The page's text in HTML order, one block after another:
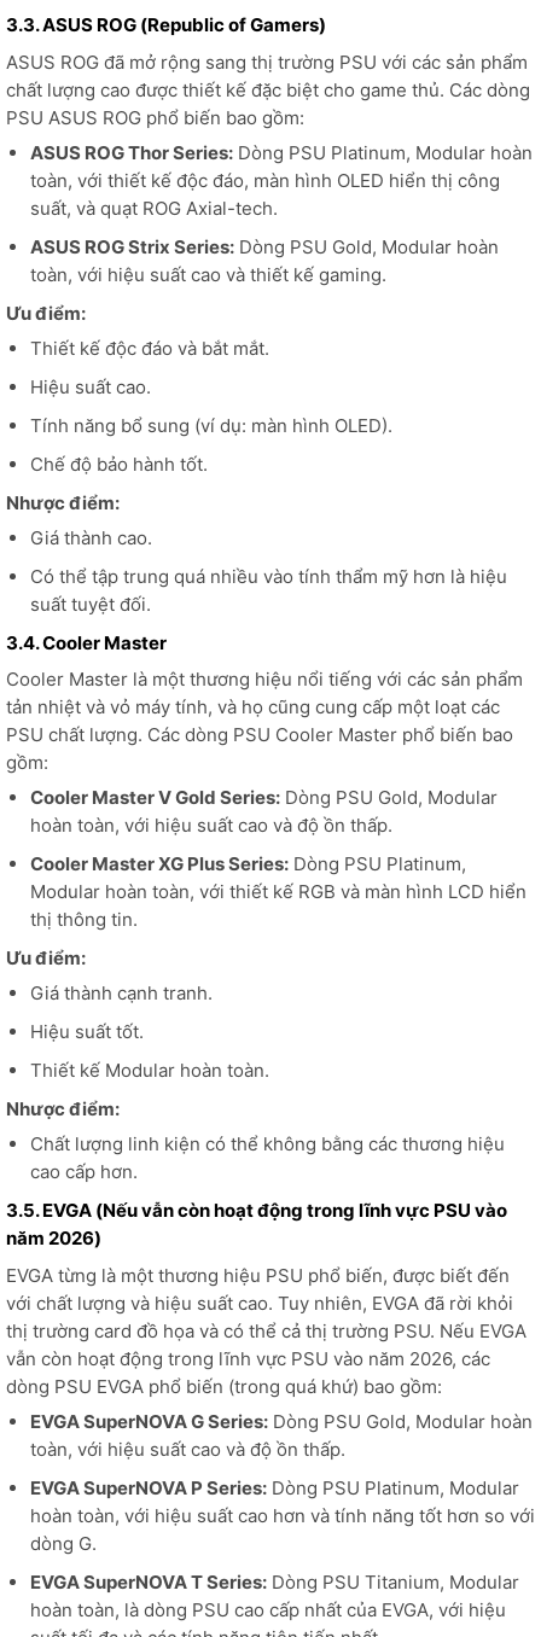
3.3. ASUS ROG (Republic of Gamers)
ASUS ROG đã mở rộng sang thị trường PSU với các sản phẩm
chất lượng cao được thiết kế đặc biệt cho game thủ. Các dòng
PSU ASUS ROG phổ biến bao gồm:
ASUS ROG Thor Series:Dòng PSU Platinum, Modular hoàn
toàn, với thiết kế độc đáo, màn hình OLED hiển thị công
suất, và quạt ROG Axial-tech.
ASUS ROG Strix Series:Dòng PSU Gold, Modular hoàn
toàn, với hiệu suất cao và thiết kế gaming.
Ưu điểm:
Thiết kế độc đáo và bắt mắt.
Hiệu suất cao.
Tính năng bổ sung (ví dụ: màn hình OLED).
Chế độ bảo hành tốt.
Nhược điểm:
Giá thành cao.
Có thể tập trung quá nhiều vào tính thẩm mỹ hơn là hiệu
suất tuyệt đối.
3.4. Cooler Master
Cooler Master là một thương hiệu nổi tiếng với các sản phẩm
tản nhiệt và vỏ máy tính, và họ cũng cung cấp một loạt các
PSU chất lượng. Các dòng PSU Cooler Master phổ biến bao
gồm:
Cooler Master V Gold Series:Dòng PSU Gold, Modular
hoàn toàn, với hiệu suất cao và độ ồn thấp.
Cooler Master XG Plus Series:Dòng PSU Platinum,
Modular hoàn toàn, với thiết kế RGB và màn hình LCD hiển
thị thông tin.
Ưu điểm:
Giá thành cạnh tranh.
Hiệu suất tốt.
Thiết kế Modular hoàn toàn.
Nhược điểm:
Chất lượng linh kiện có thể không bằng các thương hiệu
cao cấp hơn.
3.5. EVGA (Nếu vẫn còn hoạt động trong lĩnh vực PSU vào
năm 2026)
EVGA từng là một thương hiệu PSU phổ biến, được biết đến
với chất lượng và hiệu suất cao. Tuy nhiên, EVGA đã rời khỏi
thị trường card đồ họa và có thể cả thị trường PSU. Nếu EVGA
vẫn còn hoạt động trong lĩnh vực PSU vào năm 2026, các
dòng PSU EVGA phổ biến (trong quá khứ) bao gồm:
EVGA SuperNOVA G Series:Dòng PSU Gold, Modular hoàn
toàn, với hiệu suất cao và độ ồn thấp.
EVGA SuperNOVA P Series:Dòng PSU Platinum, Modular
hoàn toàn, với hiệu suất cao hơn và tính năng tốt hơn so với
dòng G.
EVGA SuperNOVA T Series:Dòng PSU Titanium, Modular
hoàn toàn, là dòng PSU cao cấp nhất của EVGA, với hiệu